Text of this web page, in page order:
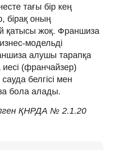
тағы бір кең
бірақ оның
қатысы жоқ. Франшиза
модельді
алушы тарапқа
(франчайзер)
белгісі мен
бола алады.
ҚНРДА № 2.1.20